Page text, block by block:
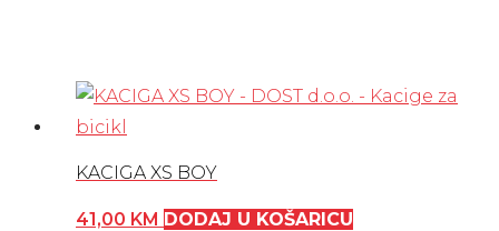
KACIGA XS BOY
41,00 KM DODAJ U KOŠARICU